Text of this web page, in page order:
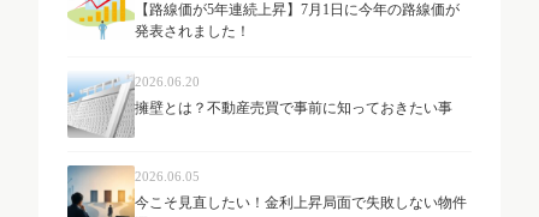
【路線価が5年連続上昇】7月1日に今年の路線価が
発表されました！
2026.06.20
擁壁とは？不動産売買で事前に知っておきたい事
2026.06.05
今こそ見直したい！金利上昇局面で失敗しない物件